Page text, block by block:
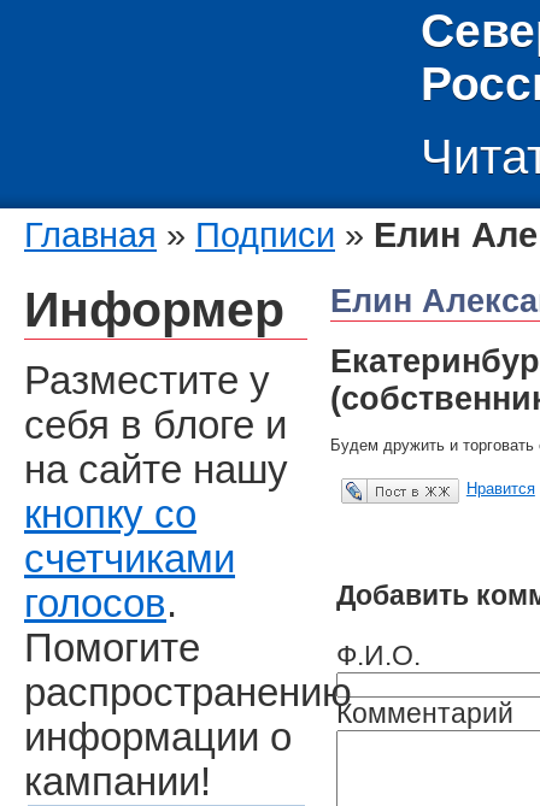
Главная » Подписи » Елин
Елин
Будем дружить и
Опубликовать в ЖЖ Нравится
Добавить
Ф.И.О.
Комментарий
Информер
Разместите у
себя в блоге и
на сайте нашу
кнопку со
счетчиками
голосов.
Помогите
распространению
информации о
кампании!